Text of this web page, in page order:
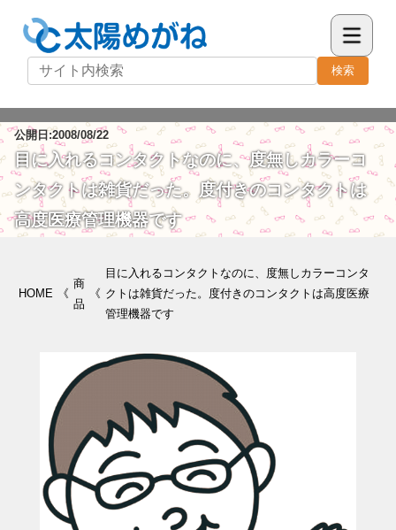
検索
公開日:2008/08/22
目に入れるコンタクトなのに、度無しカラーコ
ンタクトは雑貨だった。度付きのコンタクトは
高度医療管理機器です
HOME 《
商
品
《
目に入れるコンタクトなのに、度無しカラーコンタ
クトは雑貨だった。度付きのコンタクトは高度医療
管理機器です